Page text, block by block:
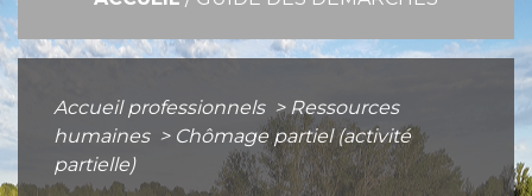
Accueil professionnels > Ressources
humaines > Chômage partiel (activité
partielle)